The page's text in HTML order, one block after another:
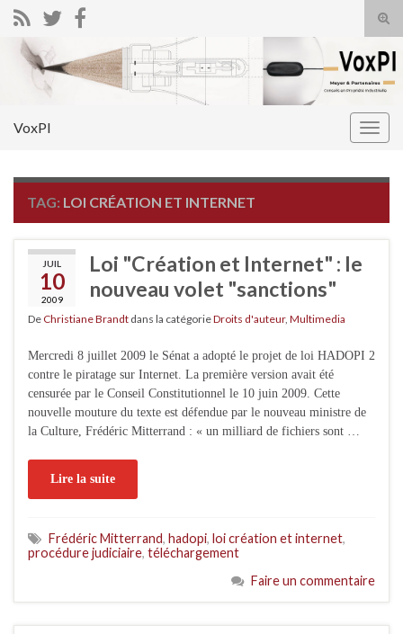
Search for:
VoxPI
TAG: LOI CRÉATION ET INTERNET
JUIL
10
2009
Loi "Création et Internet" : le
nouveau volet "sanctions"
De Christiane Brandt dans la catégorieDroits d'auteur, Multimedia
Mercredi 8 juillet 2009 le Sénat a adopté le projet de loi HADOPI 2
contre le piratage sur Internet. La première version avait été
censurée par le Conseil Constitutionnel le 10 juin 2009. Cette
nouvelle mouture du texte est défendue par le nouveau ministre de
la Culture, Frédéric Mitterrand : « un milliard de fichiers sont …
Lire la suite
Frédéric Mitterrand, hadopi, loi création et internet,
procédure judiciaire, téléchargement
Faire un commentaire